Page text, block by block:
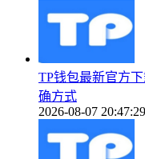
TP钱包最新官方
确方式
2026-08-07 20:47:29